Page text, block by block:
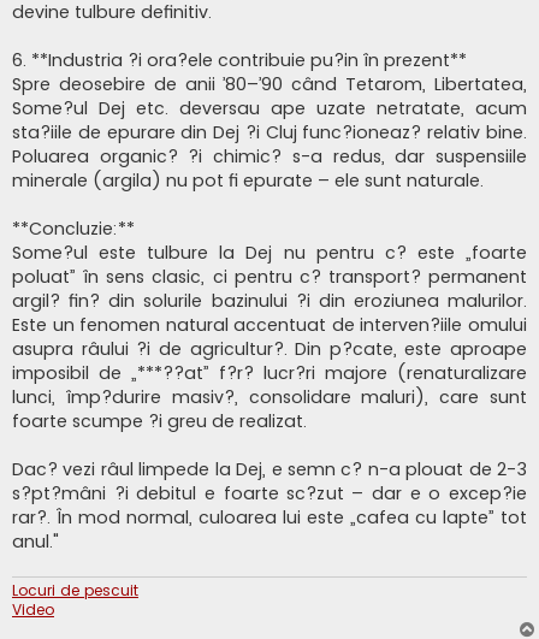
devine tulbure definitiv.
6. **Industria ?i ora?ele contribuie pu?in în prezent**
Spre deosebire de anii ’80–’90 când Tetarom, Libertatea,
Some?ul Dej etc. deversau ape uzate netratate, acum
sta?iile de epurare din Dej ?i Cluj func?ioneaz? relativ bine.
Poluarea organic? ?i chimic? s-a redus, dar suspensiile
minerale (argila) nu pot fi epurate – ele sunt naturale.
**Concluzie:**
Some?ul este tulbure la Dej nu pentru c? este „foarte
poluat” în sens clasic, ci pentru c? transport? permanent
argil? fin? din solurile bazinului ?i din eroziunea malurilor.
Este un fenomen natural accentuat de interven?iile omului
asupra râului ?i de agricultur?. Din p?cate, este aproape
imposibil de „***??at” f?r? lucr?ri majore (renaturalizare
lunci, împ?durire masiv?, consolidare maluri), care sunt
foarte scumpe ?i greu de realizat.
Dac? vezi râul limpede la Dej, e semn c? n-a plouat de 2-3
s?pt?mâni ?i debitul e foarte sc?zut – dar e o excep?ie
rar?. În mod normal, culoarea lui este „cafea cu lapte” tot
anul."
Locuri de pescuit
Video